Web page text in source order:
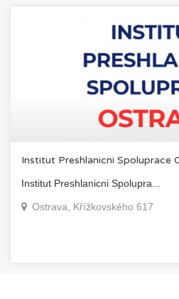
Institut Preshlanicni Spoluprace
Institut Preshlanicni Spolupra...
Ostrava, Křížkovského 617